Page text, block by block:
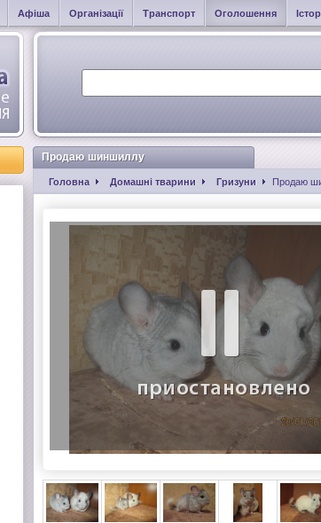
Афіша Організації Транспорт Оголошення
Продаю шиншиллу
Головна Домашні тварини Гризуни Продаю